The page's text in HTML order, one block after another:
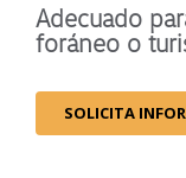
Adecuado
foráneo o
SOLICITA